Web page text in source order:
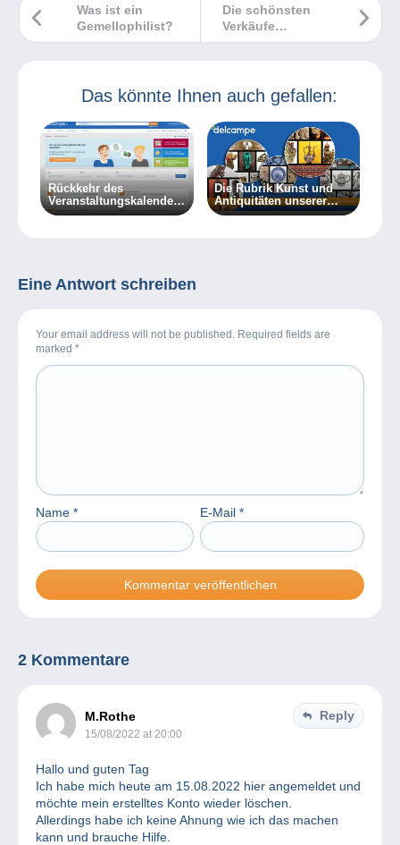
Die schönsten
Verkäufe
Delcampe August
Was ist ein
Gemellophilist?
Das könnte Ihnen auch gefallen:
Rückkehr des
Veranstaltungskalenders
auf Delcampe
Die Rubrik Kunst und
Antiquitäten unserer
Website bekommt ein
Eine Antwort schreiben
Your email address will not be published. Required fields are
marked *
Name * E-Mail *
2 Kommentare
M.Rothe
15/08/2022 at 20:00
Reply
Hallo und guten Tag
Ich habe mich heute am 15.08.2022 hier angemeldet und
möchte mein erstelltes Konto wieder löschen.
Allerdings habe ich keine Ahnung wie ich das machen
kann und brauche Hilfe.